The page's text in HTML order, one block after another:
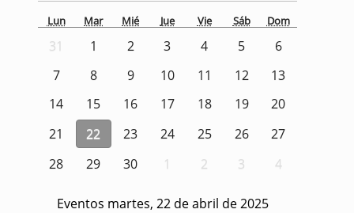
Lun Mar Mié Jue Vie Sáb Dom
31 1 2 3 4 5
6
7
8 9 10 11 12
13
14
15 16 17 18 19
20
21
22 23 24 25 26
27
28
29 30 1 2 3 4
Eventos martes, 22 de abril de 2025